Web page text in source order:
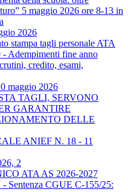
5 maggio 2026 ore 8-13 in
2026
stampa tagli personale ATA
Adempimenti fine anno
credito, esami,
maggio 2026
TAGLI, SERVONO
GARANTIRE
DELLE
ANIEF N. 18 - 11
2
ATA AS 2026-2027
Sentenza CGUE C‑155/25: